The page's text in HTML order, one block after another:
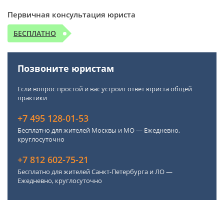
Первичная консультация юриста
БЕСПЛАТНО
Позвоните юристам
Если вопрос простой и вас устроит ответ юриста общей
практики
+7 495 128-01-53
Бесплатно для жителей Москвы и МО — Ежедневно,
круглосуточно
+7 812 602-75-21
Бесплатно для жителей Санкт-Петербурга и ЛО —
Ежедневно, круглосуточно